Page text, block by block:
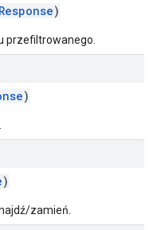
)
przefiltrowanego.
)
)
zamień.